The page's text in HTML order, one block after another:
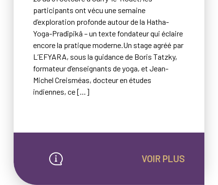
participants ont vécu une semaine
d’exploration profonde autour de la Hatha-
Yoga-Pradîpikâ – un texte fondateur qui éclaire
encore la pratique moderne.Un stage agréé par
L’EFYARA, sous la guidance de Boris Tatzky,
formateur d’enseignants de yoga, et Jean-
Michel Creisméas, docteur en études
indiennes, ce […]
VOIR PLUS